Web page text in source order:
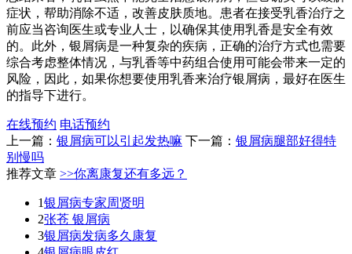
症状，帮助消除不适，改善皮肤质地。患者在接受乳香治疗之
前应当咨询医生或专业人士，以确保其使用乳香是安全有效
的。此外，银屑病是一种复杂的疾病，正确的治疗方式也需要
综合考虑整体情况，与乳香等中药组合使用可能会带来一定的
风险，因此，如果你想要使用乳香来治疗银屑病，最好在医生
的指导下进行。
在线预约 电话预约
上一篇： 银屑病可以引起发热嘛 下一篇： 银屑病腿部好得特
别慢吗
推荐文章 >>你离康复还有多远？
1银屑病专家周贤明
2张苍 银屑病
3银屑病发病多久康复